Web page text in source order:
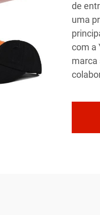
de
uma
com a
marca